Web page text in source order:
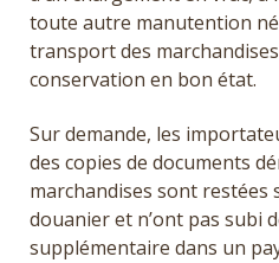
toute autre manutention
transport des
conservation en bon état.
Sur demande, les
des copies de documents
marchandises sont restées
douanier et n’ont pas subi
supplémentaire dans un